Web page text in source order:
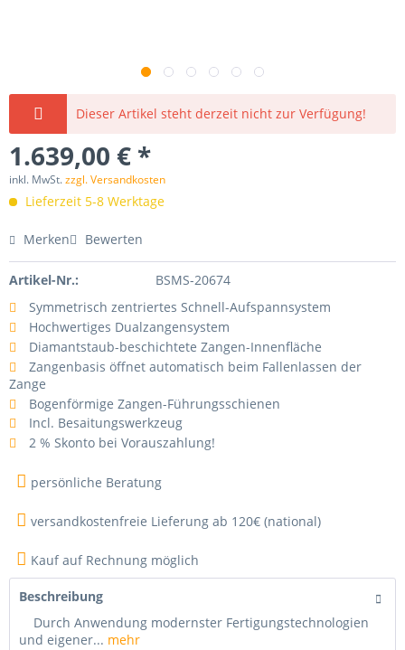
Dieser Artikel steht derzeit nicht zur Verfügung!
1.639,00 € *
inkl. MwSt.zzgl. Versandkosten
Lieferzeit 5-8 Werktage
Merken Bewerten
Artikel-Nr.:
BSMS-20674
Symmetrisch zentriertes Schnell-Aufspannsystem
Hochwertiges Dualzangensystem
Diamantstaub-beschichtete Zangen-Innenfläche
Zangenbasis öffnet automatisch beim Fallenlassen der
Zange
Bogenförmige Zangen-Führungsschienen
Incl. Besaitungswerkzeug
2 % Skonto bei Vorauszahlung!
persönliche Beratung
versandkostenfreie Lieferung ab 120€ (national)
Kauf auf Rechnung möglich
Beschreibung
Durch Anwendung modernster Fertigungstechnologien
und eigener... mehr